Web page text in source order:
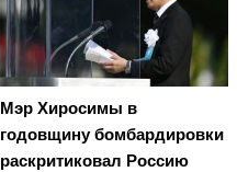
Мэр Хиросимы в
годовщину бомбардировки
раскритиковал Россию